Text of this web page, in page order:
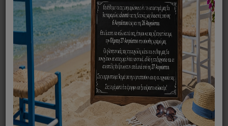
Home
Παρασκευή Καφέ Και Ροφημάτων
Καφετιέρα
Αξεσουάρ/ Ανταλλακτικά
Θήκη Κάψουλας Καφετιέρας Dolce Gusto Oblo